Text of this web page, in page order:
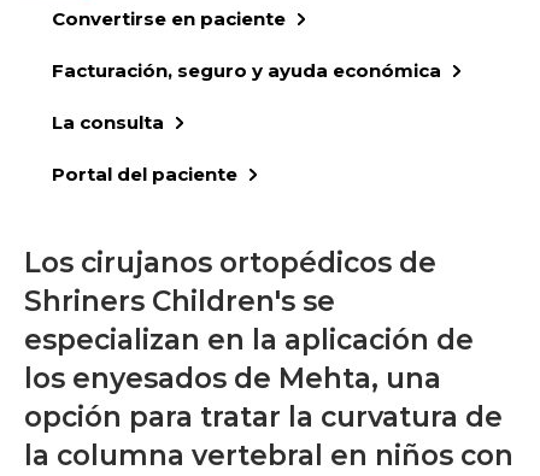
Convertirse en paciente
Facturación, seguro y ayuda económica
La consulta
Portal del paciente
Los cirujanos ortopédicos de
Shriners Children's se
especializan en la aplicación de
los enyesados de Mehta, una
opción para tratar la curvatura de
la columna vertebral en niños con